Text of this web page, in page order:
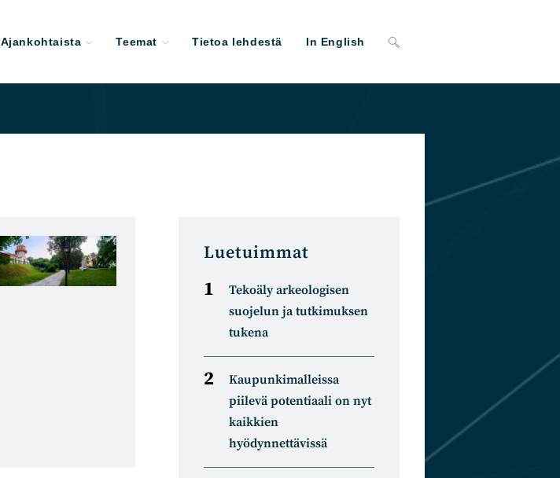
Ajankohtaista Teemat Tietoa lehdestä In English Toggle
Luetuimmat
Tekoäly arkeologisen
suojelun ja tutkimuksen
tukena
Kaupunkimalleissa
piilevä potentiaali on nyt
kaikkien
hyödynnettävissä